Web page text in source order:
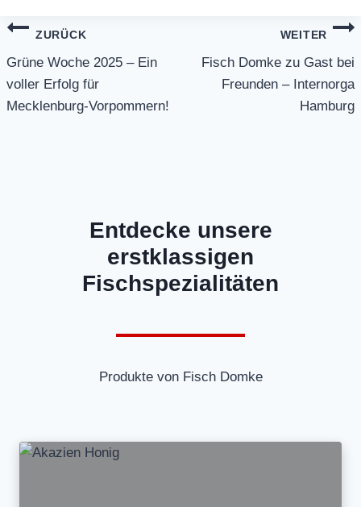
Beitragsnavigation
ZURÜCK
Grüne Woche 2025 – Ein
voller Erfolg für
Mecklenburg-Vorpommern!
WEITER
Fisch Domke zu Gast bei
Freunden – Internorga
Hamburg
Entdecke unsere
erstklassigen
Fischspezialitäten
Produkte von Fisch Domke